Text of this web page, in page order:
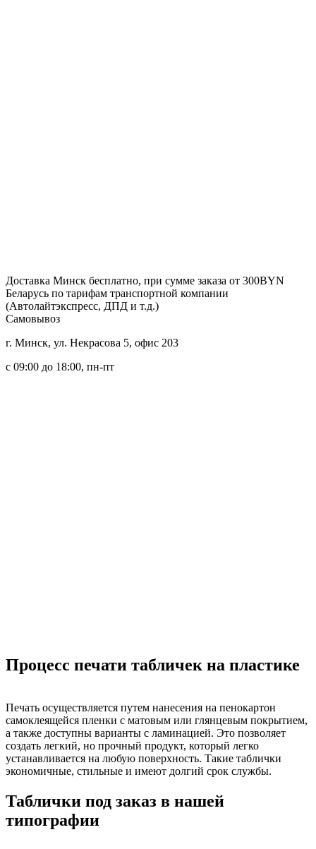
Доставка Минск бесплатно, при сумме заказа от 300BYN
Беларусь по тарифам транспортной компании
(Автолайтэкспресс, ДПД и т.д.)
Самовывоз
г. Минск, ул. Некрасова 5, офис 203
c 09:00 до 18:00, пн-пт
Процесс печати табличек на пластике
Печать осуществляется путем нанесения на пенокартон
самоклеящейся пленки с матовым или глянцевым покрытием,
а также доступны варианты с ламинацией. Это позволяет
создать легкий, но прочный продукт, который легко
устанавливается на любую поверхность. Такие таблички
экономичные, стильные и имеют долгий срок службы.
Таблички под заказ в нашей
типографии